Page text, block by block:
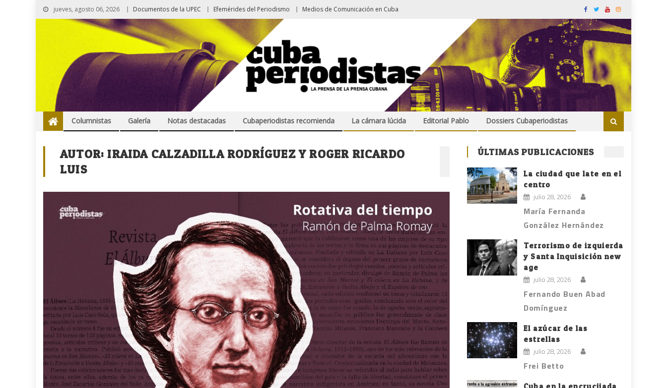
jueves, agosto 06, 2026 Documentos de la UPEC Efemérides del Periodismo Medios de Comunicación en Cuba
Columnistas Galería Notas destacadas Cubaperiodistas recomienda La cámara lúcida Editorial Pablo Dossiers Cubaperiodistas
AUTOR:IRAIDA CALZADILLA RODRÍGUEZ Y ROGER RICARDO
LUIS
ÚLTIMAS PUBLICACIONES
La ciudad que late en el
centro
julio 28, 2026
María Fernanda
González Hernández
Terrorismo de izquierda
y Santa Inquisición new
age
julio 28, 2026
Fernando Buen Abad
Domínguez
El azúcar de las
estrellas
julio 28, 2026
Frei Betto